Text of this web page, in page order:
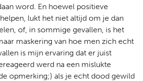
word. En hoewel positieve
lukt het niet altijd om je dan
of, in sommige gevallen, is het
maskering van hoe men zich echt
is mijn ervaring dat er juist
werd na een mislukte
opmerking;) als je echt dood gewild